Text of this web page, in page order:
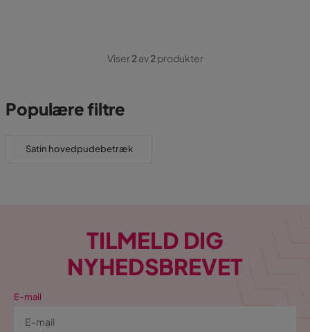
Viser2av2produkter
Populære filtre
Satin hovedpudebetræk
TILMELD DIG
NYHEDSBREVET
E-mail